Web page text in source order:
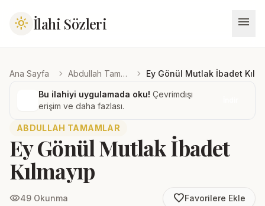
light_mode İlahi Sözleri menu
Ana Sayfa chevron_right Abdullah Tamamlar chevron_right Ey Gönül Mutlak İbadet
Bu ilahiyi uygulamada oku! Çevrimdışı
erişim ve daha fazlası.
ABDULLAH TAMAMLAR
Ey Gönül Mutlak İbadet
Kılmayıp
visibility49 Okunma favorite_borderFavorilere Ekle